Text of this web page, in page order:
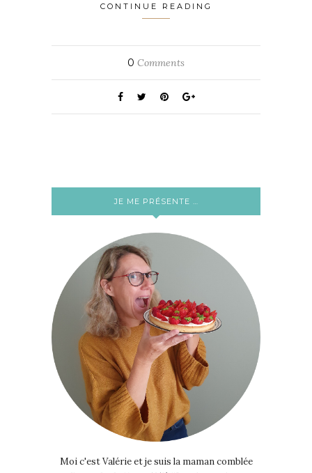
CONTINUE READING
0 Comments
JE ME PRÉSENTE …
Moi c'est Valérie et je suis la maman comblée